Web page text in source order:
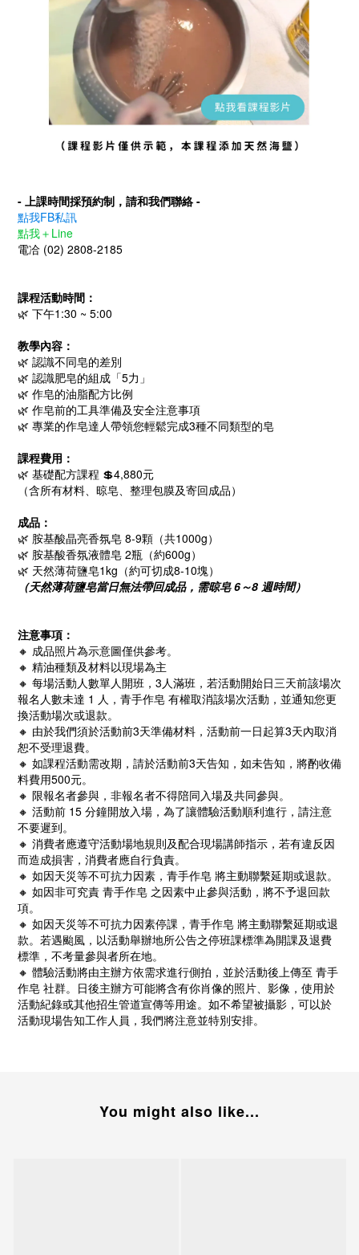
- 上課時間採預約制，請和我們聯絡 -
點我FB私訊
點我＋Line
電冾 (02) 2808-2185
課程活動時間：
🌿 下午1:30 ~ 5:00
教學內容：
🌿 認識不同皂的差別
🌿 認識肥皂的組成「5力」
🌿 作皂的油脂配方比例
🌿 作皂前的工具準備及安全注意事項
🌿 專業的作皂達人帶領您輕鬆完成3種不同類型的皂
課程費用：
🌿 基礎配方課程 💲4,880元
（含所有材料、晾皂、整理包膜及寄回成品）
成品：
🌿 胺基酸晶亮香氛皂 8-9顆（共1000g）
🌿 胺基酸香氛液體皂 2瓶（約600g）
🌿 天然薄荷鹽皂1kg（約可切成8-10塊）
（天然薄荷鹽皂當日無法帶回成品，需晾皂 6～8 週時間）
注意事項：
🔸 成品照片為示意圖僅供參考。
🔸 精油種類及材料以現場為主
🔸 每場活動人數單人開班，3人滿班，若活動開始日三天前該場次
報名人數未達 1 人，青手作皂 有權取消該場次活動，並通知您更
換活動場次或退款。
🔸 由於我們須於活動前3天準備材料，活動前一日起算3天內取消
恕不受理退費。
🔸 如課程活動需改期，請於活動前3天告知，如未告知，將酌收備
料費用500元。
🔸 限報名者參與，非報名者不得陪同入場及共同參與。
🔸 活動前 15 分鐘開放入場，為了讓體驗活動順利進行，請注意
不要遲到。
🔸 消費者應遵守活動場地規則及配合現場講師指示，若有違反因
而造成損害，消費者應自行負責。
🔸 如因天災等不可抗力因素，青手作皂 將主動聯繫延期或退款。
🔸 如因非可究責 青手作皂 之因素中止參與活動，將不予退回款
項。
🔸 如因天災等不可抗力因素停課，青手作皂 將主動聯繫延期或退
款。若遇颱風，以活動舉辦地所公告之停班課標準為開課及退費
標準，不考量參與者所在地。
🔸 體驗活動將由主辦方依需求進行側拍，並於活動後上傳至 青手
作皂 社群。日後主辦方可能將含有你肖像的照片、影像，使用於
活動紀錄或其他招生管道宣傳等用途。如不希望被攝影，可以於
活動現場告知工作人員，我們將注意並特別安排。
You might also like...